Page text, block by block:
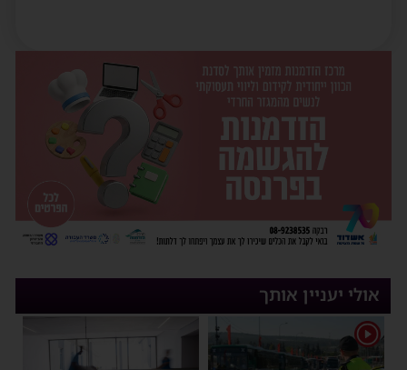
אולי יעניין אותך
1